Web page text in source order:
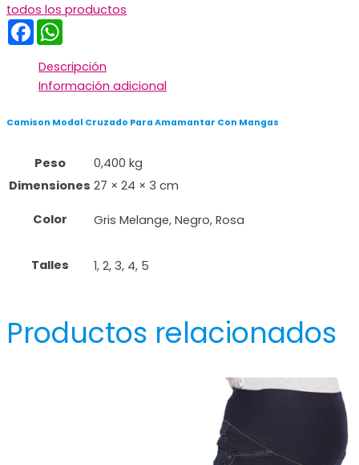
todos los productos
Facebook
Descripción
Información adicional
Camison Modal Cruzado Para Amamantar Con Mangas
Peso
0,400 kg
Dimensiones 27 × 24 × 3 cm
Color Gris Melange, Negro, Rosa
Talles 1, 2, 3, 4, 5
Productos relacionados